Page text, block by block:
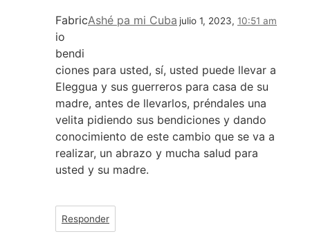
Ashé pa mi Cuba julio 1, 2023, 10:51 am
Fabric
io
bendi
ciones para usted, sí, usted puede llevar a
Eleggua y sus guerreros para casa de su
madre, antes de llevarlos, préndales una
velita pidiendo sus bendiciones y dando
conocimiento de este cambio que se va a
realizar, un abrazo y mucha salud para
usted y su madre.
Responder